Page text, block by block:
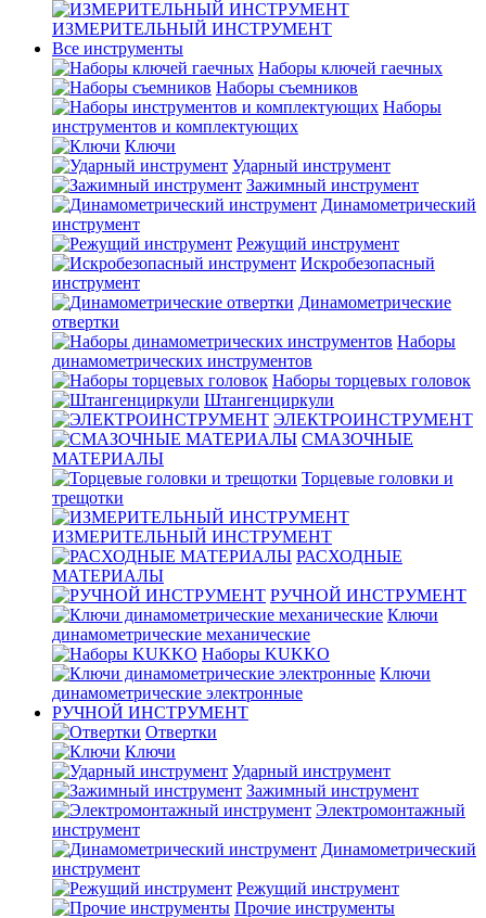
ИЗМЕРИТЕЛЬНЫЙ ИНСТРУМЕНТ
Все инструменты
Наборы ключей гаечных
Наборы съемников
Наборы
инструментов и комплектующих
Ключи
Ударный инструмент
Зажимный инструмент
Динамометрический
инструмент
Режущий инструмент
Искробезопасный
инструмент
Динамометрические
отвертки
Наборы
динамометрических инструментов
Наборы торцевых головок
Штангенциркули
ЭЛЕКТРОИНСТРУМЕНТ
СМАЗОЧНЫЕ
МАТЕРИАЛЫ
Торцевые головки и
трещотки
ИЗМЕРИТЕЛЬНЫЙ ИНСТРУМЕНТ
РАСХОДНЫЕ
МАТЕРИАЛЫ
РУЧНОЙ ИНСТРУМЕНТ
Ключи
динамометрические механические
Наборы KUKKO
Ключи
динамометрические электронные
РУЧНОЙ ИНСТРУМЕНТ
Отвертки
Ключи
Ударный инструмент
Зажимный инструмент
Электромонтажный
инструмент
Динамометрический
инструмент
Режущий инструмент
Прочие инструменты